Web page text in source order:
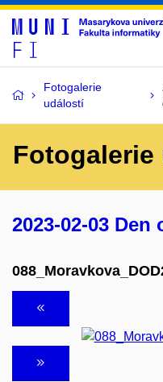
Fotogalerie
událostí
2023-02-03